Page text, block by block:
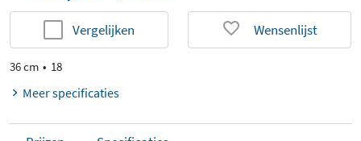
Vergelijken Wensenlijst
36 cm 18
Meer specificaties